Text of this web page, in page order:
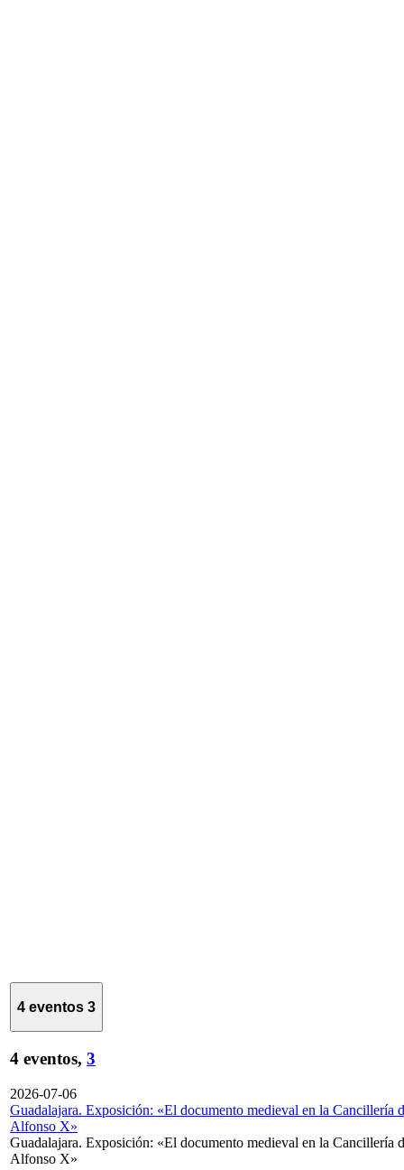
4 eventos 3
4 eventos, 3
2026-07-06
Guadalajara. Exposición: «El documento medieval en la Cancillería
Alfonso X»
Guadalajara. Exposición: «El documento medieval en la Cancillería
Alfonso X»